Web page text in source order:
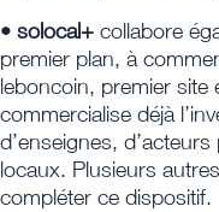
• solocal+ collabore
premier plan, à
leboncoin, premier
commercialise déjà
d’enseignes,
locaux. Plusieurs
compléter ce dispositif.